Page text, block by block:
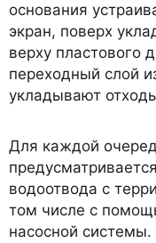
основания
экран, поверх
верху пластового
переходный слой
укладывают
Для каждой
водоотвода с
том числе с
насосной